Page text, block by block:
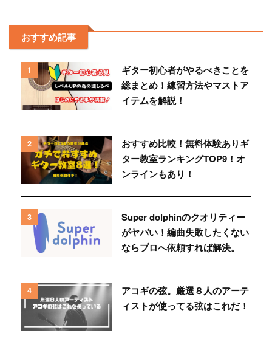
おすすめ記事
1
ギター初心者がやるべきことを
総まとめ！練習方法やマストア
イテムを解説！
2
おすすめ比較！無料体験ありギ
ター教室ランキングTOP9！オ
ンラインもあり！
3
Super dolphinのクオリティー
がヤバい！編曲失敗したくない
ならプロへ依頼すれば解決。
4
アコギの弦。厳選８人のアーテ
ィストが使ってる弦はこれだ！